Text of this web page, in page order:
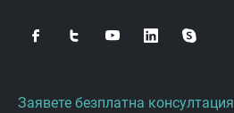
Заявете безплатна консултация